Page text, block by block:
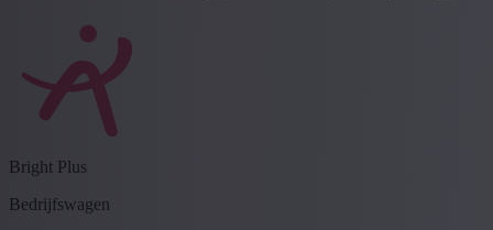
Bright Plus
Bedrijfswagen